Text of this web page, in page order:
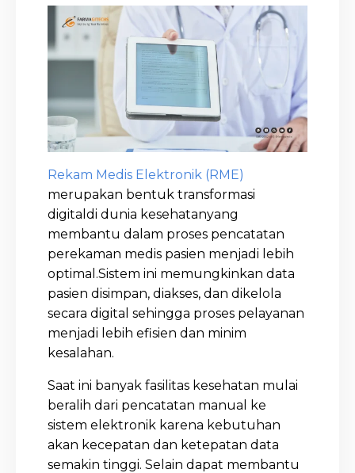
Rekam Medis Elektronik (RME)
merupakan bentuk transformasi
digitaldi dunia kesehatanyang
membantu dalam proses pencatatan
perekaman medis pasien menjadi lebih
optimal.Sistem ini memungkinkan data
pasien disimpan, diakses, dan dikelola
secara digital sehingga proses pelayanan
menjadi lebih efisien dan minim
kesalahan.
Saat ini banyak fasilitas kesehatan mulai
beralih dari pencatatan manual ke
sistem elektronik karena kebutuhan
akan kecepatan dan ketepatan data
semakin tinggi. Selain dapat membantu